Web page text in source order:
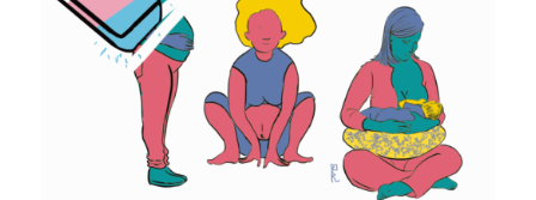
Notice: Trying to access array offset on value of type
/home/u445684347/domains/nocorpocerto.net/
content/themes/enfold/config-templatebuilder/avia-
template-builder/php/asset-manager.class.php